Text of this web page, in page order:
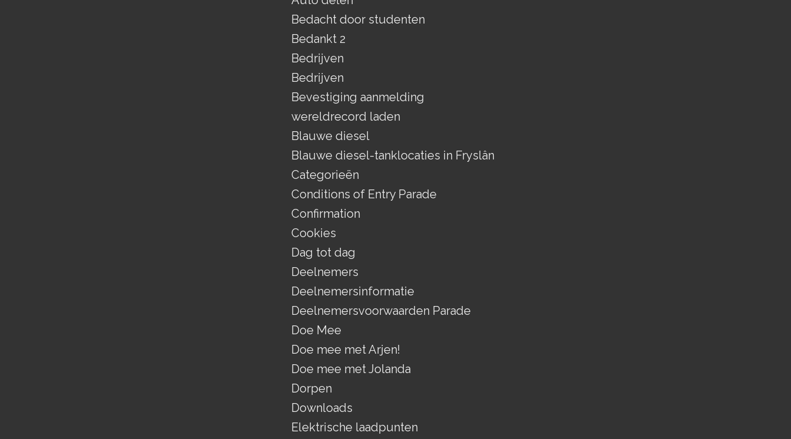
Bedacht door studenten
Bedankt 2
Bedrijven
Bedrijven
Bevestiging aanmelding
wereldrecord laden
Blauwe diesel
Blauwe diesel-tanklocaties in Fryslân
Categorieën
Conditions of Entry Parade
Confirmation
Cookies
Dag tot dag
Deelnemers
Deelnemersinformatie
Deelnemersvoorwaarden Parade
Doe Mee
Doe mee met Arjen!
Doe mee met Jolanda
Dorpen
Downloads
Elektrische laadpunten